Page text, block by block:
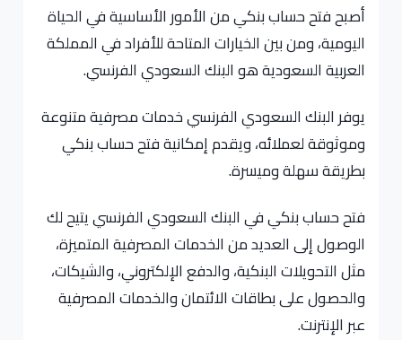
أصبح فتح حساب بنكي من الأمور الأساسية في الحياة
اليومية، ومن بين الخيارات المتاحة للأفراد في المملكة
العربية السعودية هو البنك السعودي الفرنسي.
يوفر البنك السعودي الفرنسي خدمات مصرفية متنوعة
وموثوقة لعملائه، ويقدم إمكانية فتح حساب بنكي
بطريقة سهلة وميسرة.
فتح حساب بنكي في البنك السعودي الفرنسي يتيح لك
الوصول إلى العديد من الخدمات المصرفية المتميزة،
مثل التحويلات البنكية، والدفع الإلكتروني، والشيكات،
والحصول على بطاقات الائتمان والخدمات المصرفية
عبر الإنترنت.